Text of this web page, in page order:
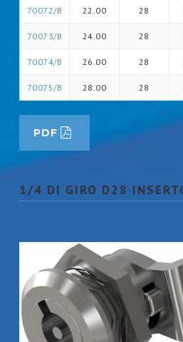
70072/B 22.00 28
70073/B 24.00 28
70074/B 26.00 28
70075/B 28.00 28
PDF
1/4 DI GIRO D28